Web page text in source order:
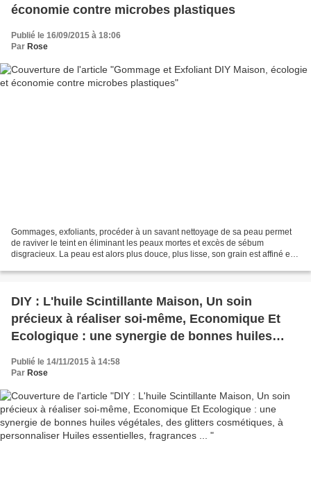
économie contre microbes plastiques
Publié le 16/09/2015 à 18:06
Par Rose
Gommages, exfoliants, procéder à un savant nettoyage de sa peau permet
de raviver le teint en éliminant les peaux mortes et excès de sébum
disgracieux. La peau est alors plus douce, plus lisse, son grain est affiné et
DIY : L'huile Scintillante Maison, Un soin
précieux à réaliser soi-même, Economique Et
Ecologique : une synergie de bonnes huiles
végétales, des glitters cosmétiques, à
personnaliser Huiles essentielles, fragrances ...
Publié le 14/11/2015 à 14:58
Par Rose